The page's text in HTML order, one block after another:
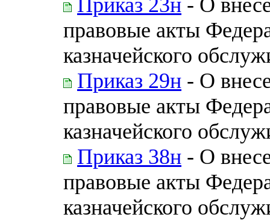
правовые акты
казначейского
Приказ 29н - О
правовые акты
казначейского
Приказ 38н - О
правовые акты
казначейского